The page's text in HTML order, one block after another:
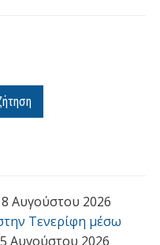
8 Αυγούστου 2026
Τενερίφη μέσω
5 Αυγούστου 2026